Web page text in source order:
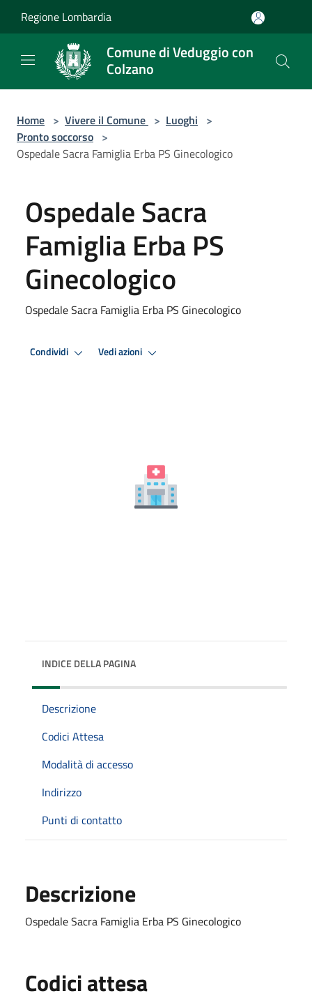
Regione Lombardia
Comune di Veduggio con
Colzano
Home > Vivere il Comune > Luoghi >
Pronto soccorso >
Ospedale Sacra Famiglia Erba PS Ginecologico
Ospedale Sacra
Famiglia Erba PS
Ginecologico
Ospedale Sacra Famiglia Erba PS Ginecologico
Condividi Vedi azioni
INDICE DELLA PAGINA
Descrizione
Codici Attesa
Modalità di accesso
Indirizzo
Punti di contatto
Descrizione
Ospedale Sacra Famiglia Erba PS Ginecologico
Codici attesa